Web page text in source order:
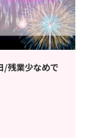
/残業少なめで